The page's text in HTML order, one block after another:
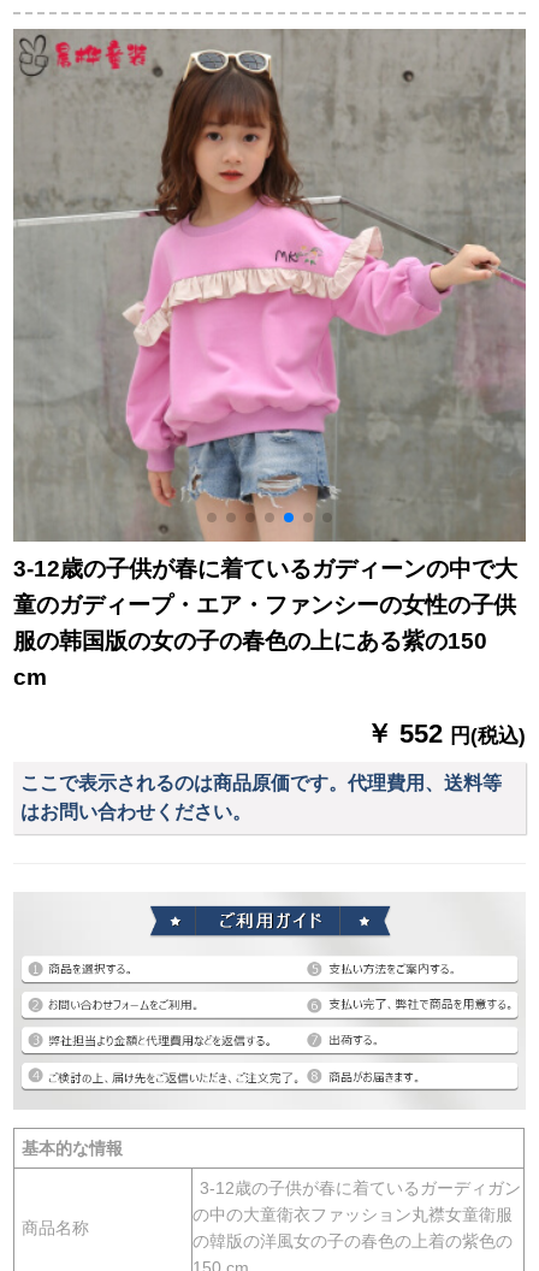
ツのカバの头のゆっ
たしている上にの英
文の字母-姜黄の130
女の子の秋の上に
版の下地のシャチャ
の冬のピンクの花輪
の160をプリウスしま
す。
アルファベットの女
トニックの女の子6歳
7歳10歳11歳白140
3-12歳の子供が春に着ているガディーンの中で大
童のガディープ・エア・ファンシーの女性の子供
服の韩国版の女の子の春色の上にある紫の150
cm
￥ 552 円(税込)
ここで表示されるのは商品原価です。代理費用、送料等
はお問い合わせください。
基本的な情報
商品名称
3-12歳の子供が春に着ているガーディガン
の中の大童衛衣ファッション丸襟女童衛服
の韓版の洋風女の子の春色の上着の紫色の
150 cm